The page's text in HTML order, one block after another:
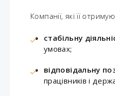
Компанії, які її
стабільну
умовах;
відповідальну
працівників і